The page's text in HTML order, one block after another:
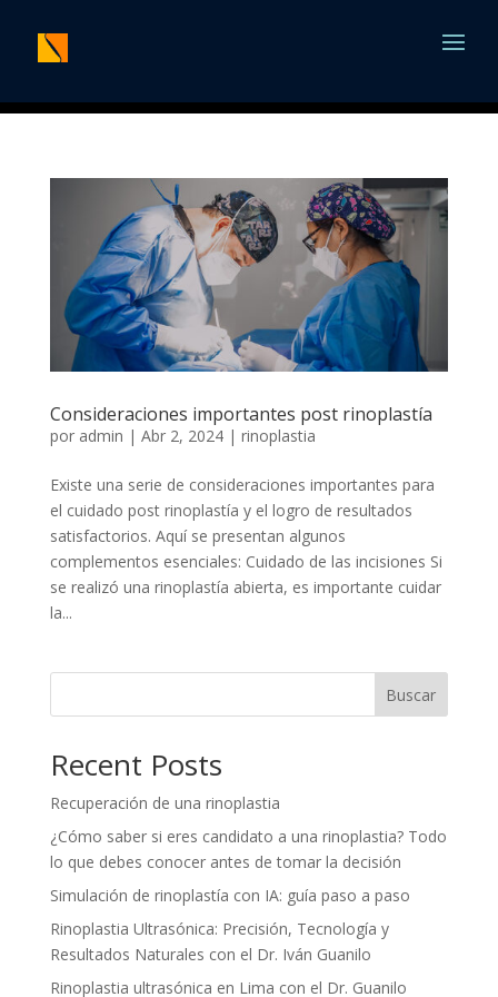
Consideraciones importantes post rinoplastía
por admin | Abr 2, 2024| rinoplastia
Existe una serie de consideraciones importantes para
el cuidado post rinoplastía y el logro de resultados
satisfactorios. Aquí se presentan algunos
complementos esenciales: Cuidado de las incisiones Si
se realizó una rinoplastía abierta, es importante cuidar
la...
Buscar
Recent Posts
Recuperación de una rinoplastia
¿Cómo saber si eres candidato a una rinoplastia? Todo
lo que debes conocer antes de tomar la decisión
Simulación de rinoplastía con IA: guía paso a paso
Rinoplastia Ultrasónica: Precisión, Tecnología y
Resultados Naturales con el Dr. Iván Guanilo
Rinoplastia ultrasónica en Lima con el Dr. Guanilo